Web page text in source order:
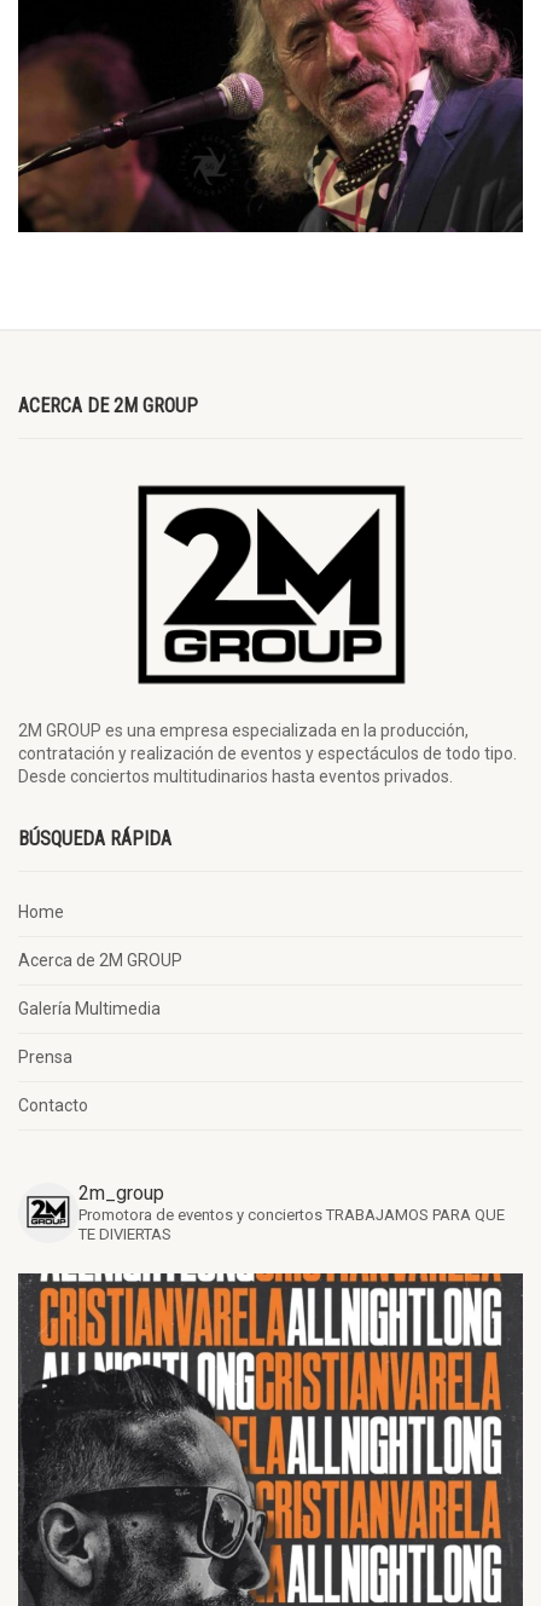
ACERCA DE 2M GROUP
2M GROUP es una empresa especializada en la producción,
contratación y realización de eventos y espectáculos de todo tipo.
Desde conciertos multitudinarios hasta eventos privados.
BÚSQUEDA RÁPIDA
Home
Acerca de 2M GROUP
Galería Multimedia
Prensa
Contacto
2m_group
Promotora de eventos y conciertos TRABAJAMOS PARA QUE
TE DIVIERTAS